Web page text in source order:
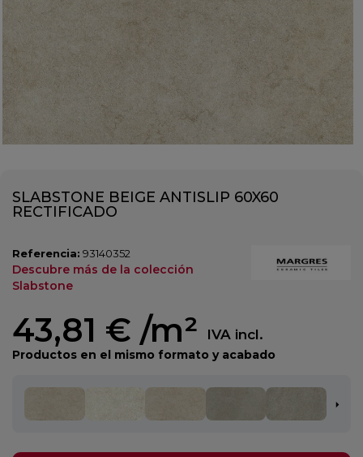
SLABSTONE BEIGE ANTISLIP 60X60
RECTIFICADO
Referencia: 93140352
Descubre más de la colección
Slabstone
43,81 € /m² IVA incl.
Productos en el mismo formato y acabado